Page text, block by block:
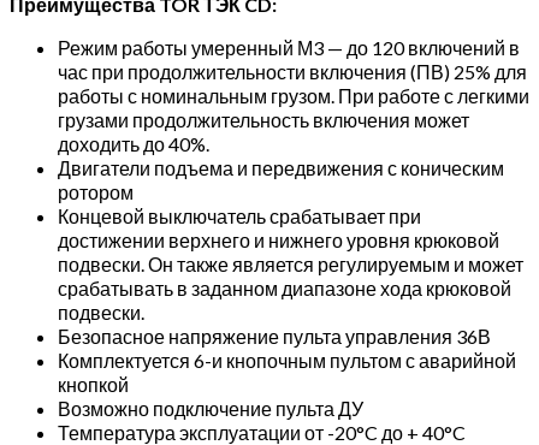
Режим работы умеренный М3 — до 120 включений в
час при продолжительности включения (ПВ) 25% для
работы с номинальным грузом. При работе с легкими
грузами продолжительность включения может
доходить до 40%.
Двигатели подъема и передвижения с коническим
ротором
Концевой выключатель срабатывает при
достижении верхнего и нижнего уровня крюковой
подвески. Он также является регулируемым и может
срабатывать в заданном диапазоне хода крюковой
подвески.
Безопасное напряжение пульта управления 36В
Комплектуется 6-и кнопочным пультом с аварийной
кнопкой
Возможно подключение пульта ДУ
Температура эксплуатации от -20°C до + 40°C